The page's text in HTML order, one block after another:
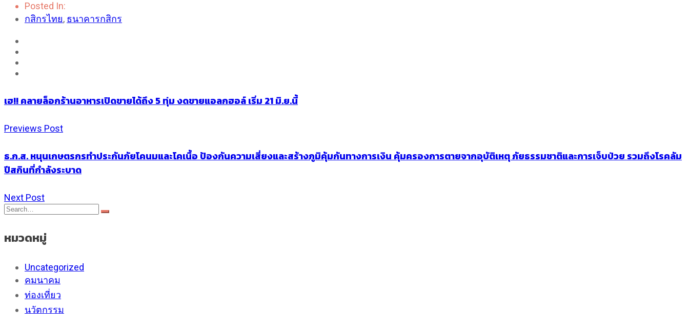
Posted In:
กสิกรไทย, ธนาคารกสิกร
เฮ!! คลายล็อกร้านอาหารเปิดขายได้ถึง 5 ทุ่ม งดขายแอลกฮอล์ เริ่ม 21 มิ.ย.นี้
Previews Post
ธ.ก.ส. หนุนเกษตรกรทำประกันภัยโคนมและโคเนื้อ ป้องกันความเสี่ยงและสร้างภูมิคุ้มกันทางการเงิน คุ้มครองการตายจากอุบัติเหตุ ภัยธรรมชาติและการเจ็บป่วย รวมถึงโรคลัม
ปีสกินที่กำลังระบาด
Next Post
หมวดหมู่
Uncategorized
คมนาคม
ท่องเที่ยว
นวัตกรรม